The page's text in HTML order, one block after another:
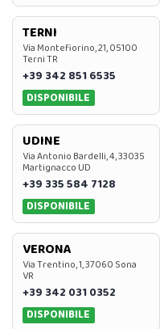
TERNI
Via Montefiorino, 21, 05100
Terni TR
+39 342 851 6535
DISPONIBILE
UDINE
Via Antonio Bardelli, 4, 33035
Martignacco UD
+39 335 584 7128
DISPONIBILE
VERONA
Via Trentino, 1, 37060 Sona
VR
+39 342 031 0352
DISPONIBILE